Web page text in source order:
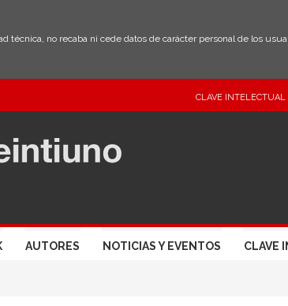
técnica, no recaba ni cede datos de carácter personal de los
CLAVE INTELECTUAL
AUTORES NOTICIAS Y EVENTOS CLAVE